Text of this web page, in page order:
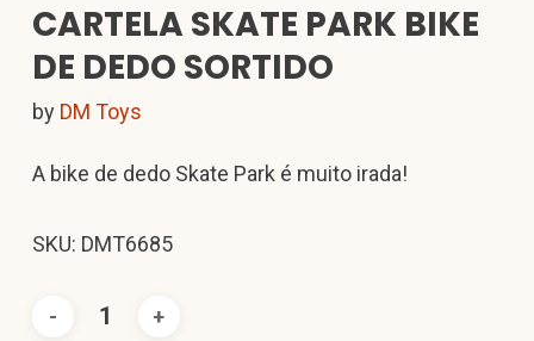
CARTELA SKATE PARK BIKE
DE DEDO SORTIDO
by DM Toys
A bike de dedo Skate Park é muito irada!
SKU: DMT6685